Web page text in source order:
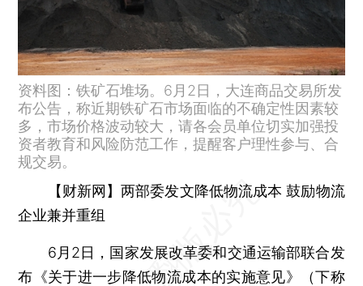
资料图：铁矿石堆场。6月2日，大连商品交易所发
布公告，称近期铁矿石市场面临的不确定性因素较
多，市场价格波动较大，请各会员单位切实加强投
资者教育和风险防范工作，提醒客户理性参与、合
规交易。
【财新网】两部委发文降低物流成本 鼓励物流
企业兼并重组
6月2日，国家发展改革委和交通运输部联合发
布《关于进一步降低物流成本的实施意见》（下称